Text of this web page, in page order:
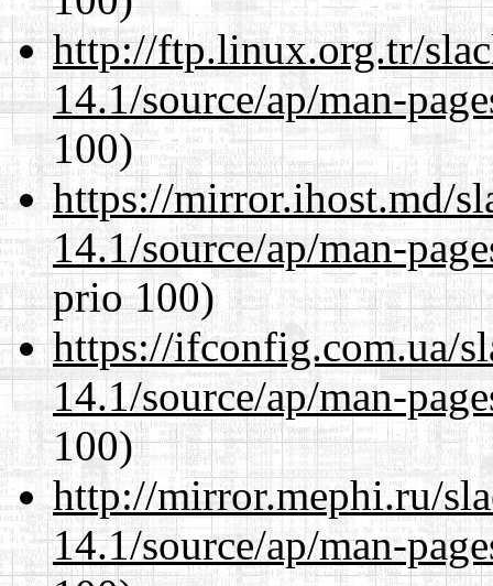
http://ftp.linux.org.tr/
14.1/source/ap/man-
100)
https://mirror.ihost.md/
14.1/source/ap/man-
prio 100)
https://ifconfig.com.ua/
14.1/source/ap/man-
100)
http://mirror.mephi.ru/
14.1/source/ap/man-